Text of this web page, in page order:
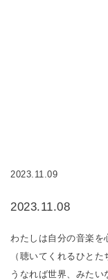
2023.11.09
2023.11.08
わたしは自分の音楽を
（聴いてくれるひと
うなれば世界、みた